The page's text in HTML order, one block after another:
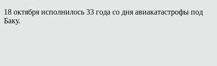
18 октября исполнилось 33 года со дня авиакатастрофы под
Баку.